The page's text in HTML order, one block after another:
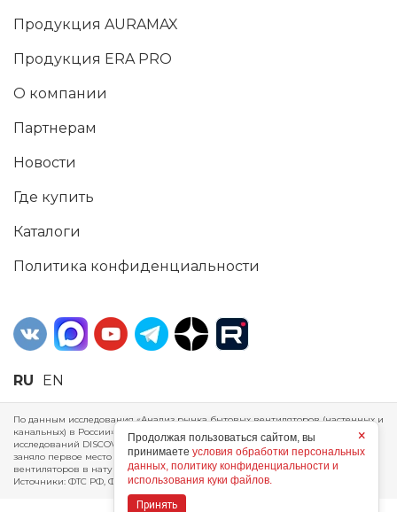
Продукция AURAMAX
Продукция ERA PRO
О компании
Партнерам
Новости
Где купить
Каталоги
Политика конфиденциальности
RU EN
По данным исследования «Анализ рынка бытовых вентиляторов (настенных и
канальных) в России», проведенного Агентством маркетинговых
исследований DISCOVERY RESEARCH Group, 2025 г. ERA Group (ООО «ЭРА»)
заняло первое место по производству, объему продаж и экспорту бытовых
вентиляторов в натуральном и стоимостном выражении за 2024 год.
Источники: ФТС РФ, ФСГС РФ, исследования DISCOVERY RESEARCH Group.
×
Продолжая пользоваться сайтом, вы
принимаете условия обработки персональных
данных, политику конфиденциальности и
использования куки файлов.
Принять